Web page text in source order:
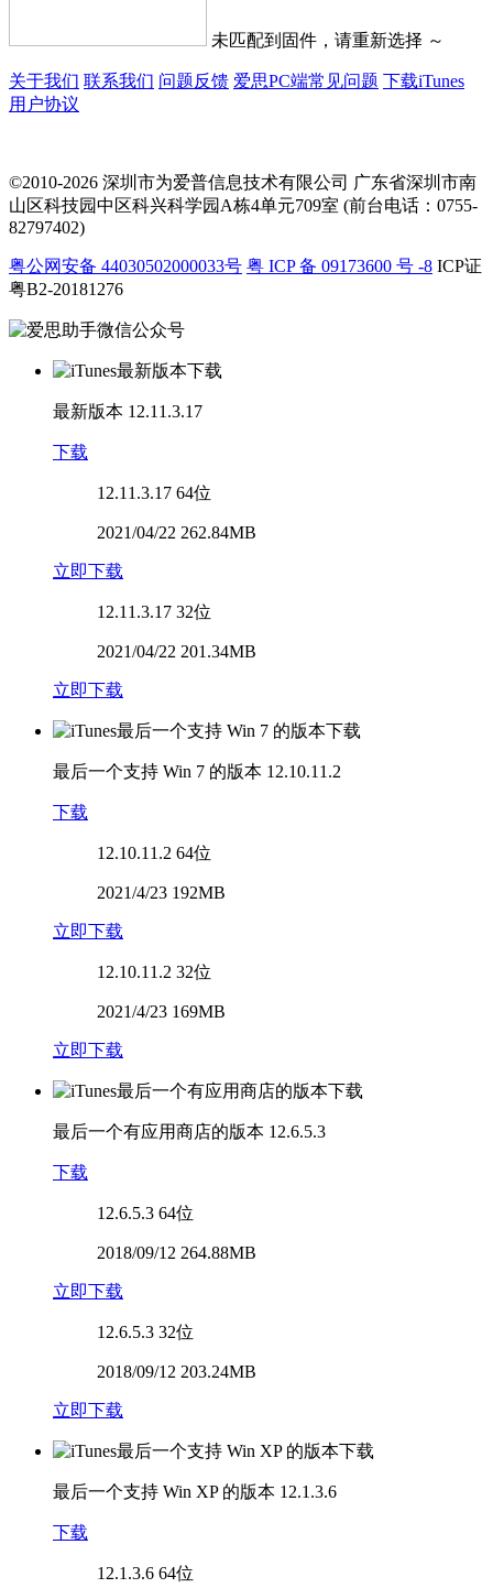
未匹配到固件，请重新选择 ～
关于我们 联系我们 问题反馈 爱思PC端常见问题 下载iTunes
用户协议
©2010-2026 深圳市为爱普信息技术有限公司 广东省深圳市南
山区科技园中区科兴科学园A栋4单元709室 (前台电话：0755-
82797402)
粤公网安备 44030502000033号 粤 ICP 备 09173600 号 -8 ICP证
粤B2-20181276
最新版本 12.11.3.17
下载
12.11.3.17 64位
2021/04/22 262.84MB
立即下载
12.11.3.17 32位
2021/04/22 201.34MB
立即下载
最后一个支持 Win 7 的版本 12.10.11.2
下载
12.10.11.2 64位
2021/4/23 192MB
立即下载
12.10.11.2 32位
2021/4/23 169MB
立即下载
最后一个有应用商店的版本 12.6.5.3
下载
12.6.5.3 64位
2018/09/12 264.88MB
立即下载
12.6.5.3 32位
2018/09/12 203.24MB
立即下载
最后一个支持 Win XP 的版本 12.1.3.6
下载
12.1.3.6 64位